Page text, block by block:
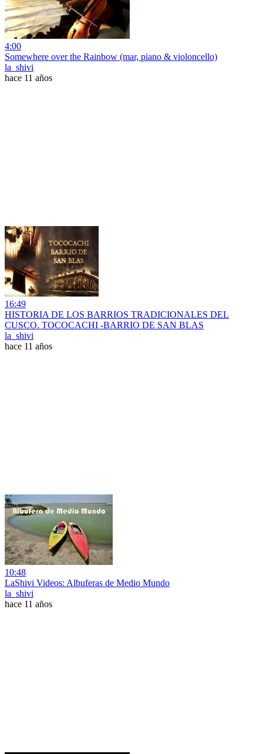
4:00
Somewhere over the Rainbow (mar, piano & violoncello)
la_shivi
hace 11 años
16:49
HISTORIA DE LOS BARRIOS TRADICIONALES DEL
CUSCO. TOCOCACHI -BARRIO DE SAN BLAS
la_shivi
hace 11 años
10:48
LaShivi Videos: Albuferas de Medio Mundo
la_shivi
hace 11 años